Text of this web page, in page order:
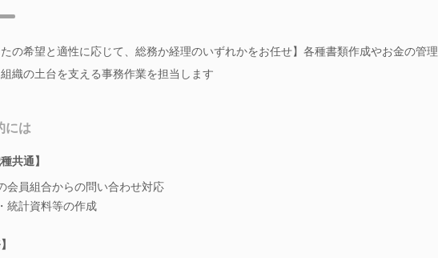
たの希望と適性に応じて、総務か経理のいずれかをお任せ】各種書類作成やお金の管理
織の土台を支える事務作業を担当します
には
共通】
会員組合からの問い合わせ対応
統計資料等の作成